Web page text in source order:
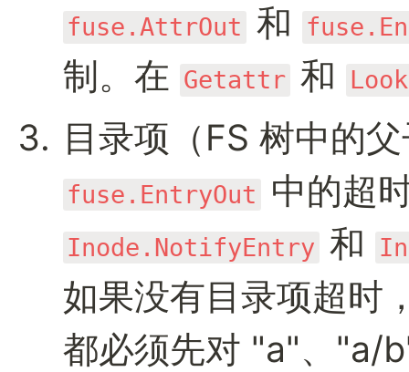
fuse.AttrOut 和
制。在 Getattr 和
fuse.EntryOut
Inode.NotifyEntry 和
如果没有目录项超时
都必须先对 "a"、"a/